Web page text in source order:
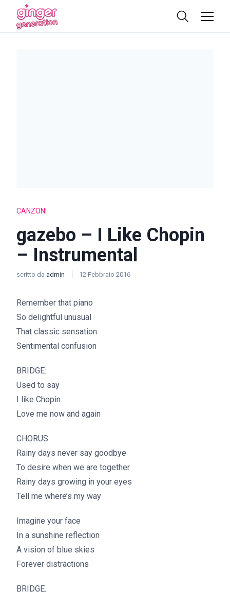
CANZONI
gazebo – I Like Chopin
– Instrumental
scritto da admin 12 Febbraio 2016
Remember that piano
So delightful unusual
That classic sensation
Sentimental confusion
BRIDGE:
Used to say
I like Chopin
Love me now and again
CHORUS:
Rainy days never say goodbye
To desire when we are together
Rainy days growing in your eyes
Tell me where’s my way
Imagine your face
In a sunshine reflection
A vision of blue skies
Forever distractions
BRIDGE.